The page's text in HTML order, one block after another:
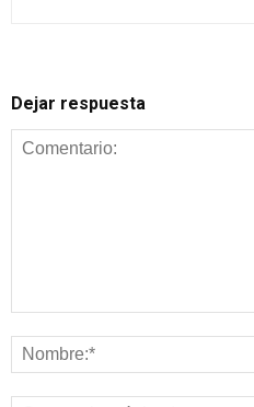
Dejar respuesta